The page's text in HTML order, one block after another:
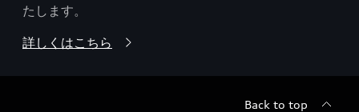
たします。
詳しくはこちら
Back to top